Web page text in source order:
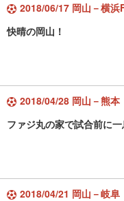
2018/06/17 岡山－横浜
快晴の岡山！
2018/04/28 岡山－熊本
ファジ丸の家で試合前に
2018/04/21 岡山－岐阜